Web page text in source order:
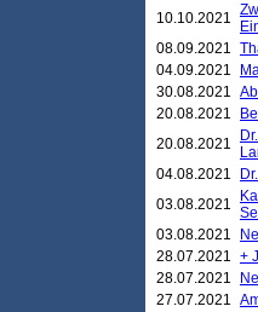
10.10.2021
08.09.2021
04.09.2021
30.08.2021
20.08.2021
20.08.2021
04.08.2021
03.08.2021
03.08.2021
28.07.2021 +
28.07.2021
27.07.2021